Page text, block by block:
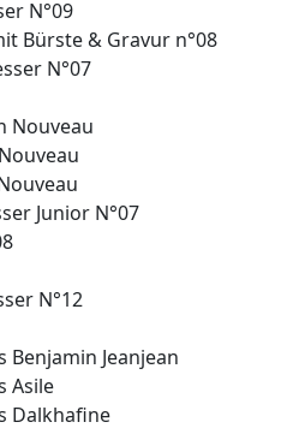
N°09
Bürste & Gravur n°08
N°07
Nouveau
Nouveau
Junior N°07
N°12
Benjamin Jeanjean
Asile
Dalkhafine